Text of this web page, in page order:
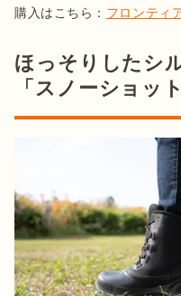
購入はこちら： フロンティ
ほっそりしたシ
「スノーショッ